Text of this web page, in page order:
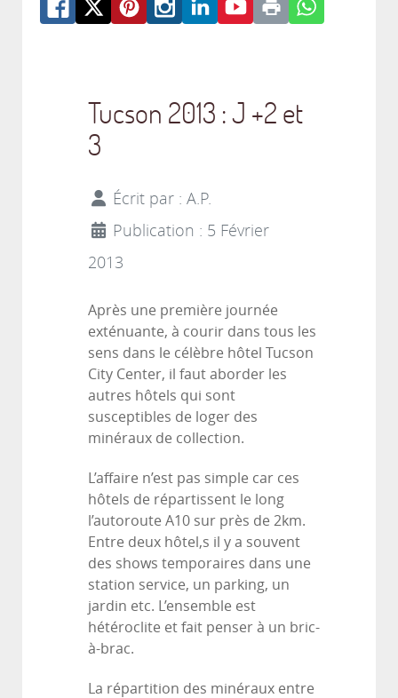
Tucson 2013 : J +2 et
3
Écrit par : A.P.
Publication : 5 Février
2013
Après une première journée
exténuante, à courir dans tous les
sens dans le célèbre hôtel Tucson
City Center, il faut aborder les
autres hôtels qui sont
susceptibles de loger des
minéraux de collection.
L’affaire n’est pas simple car ces
hôtels de répartissent le long
l’autoroute A10 sur près de 2km.
Entre deux hôtel,s il y a souvent
des shows temporaires dans une
station service, un parking, un
jardin etc. L’ensemble est
hétéroclite et fait penser à un bric-
à-brac.
La répartition des minéraux entre